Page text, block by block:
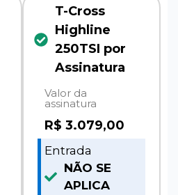
T-Cross
Highline
250TSI por
Assinatura
Valor da
assinatura
R$ 3.079,00
Entrada
NÃO SE
APLICA